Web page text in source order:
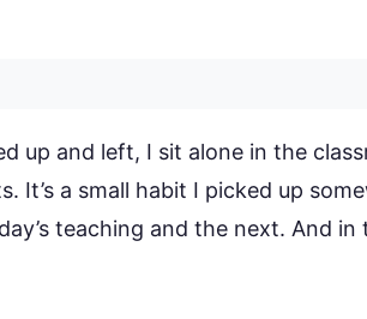
up and left, I sit alone in the
a small habit I picked up
teaching and the next. And in